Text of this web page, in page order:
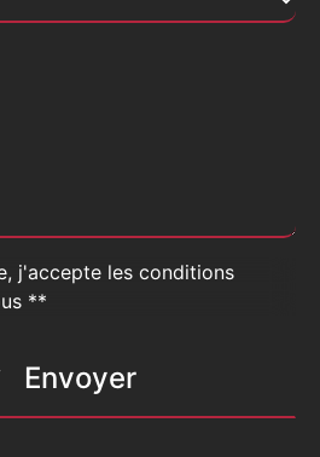
j'accepte les conditions
**
Envoyer